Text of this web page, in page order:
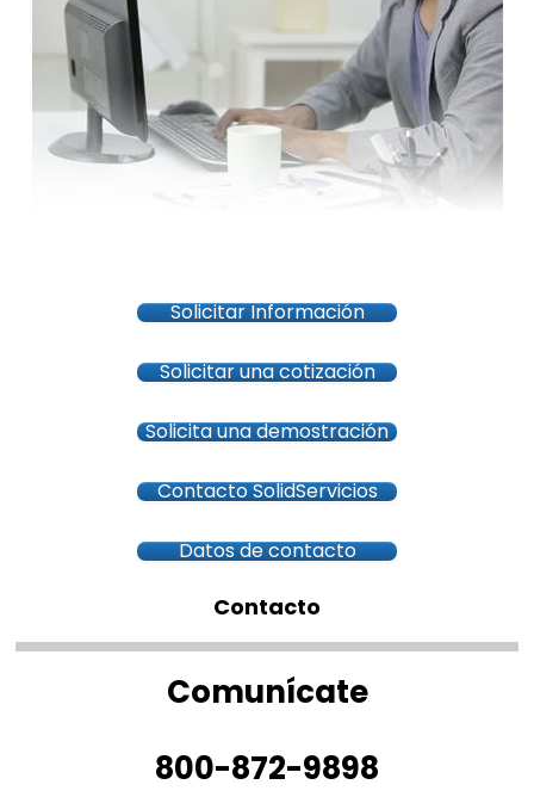
Solicitar Información
Solicitar una cotización
Solicita una demostración
Contacto SolidServicios
Datos de contacto
Contacto
Comunícate
800-872-9898